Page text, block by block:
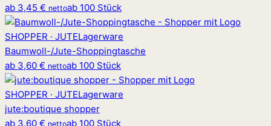
ab 3,45 € nettoab 100 Stück
SHOPPER · JUTELagerware
Baumwoll-/Jute-Shoppingtasche
ab 3,60 € nettoab 100 Stück
SHOPPER · JUTELagerware
jute:boutique shopper
ab 3,60 € nettoab 100 Stück